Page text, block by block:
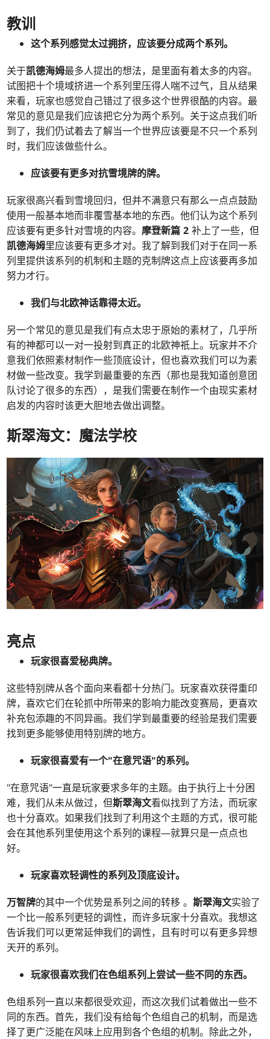
教训
这个系列感觉太过拥挤，应该要分成两个系列。
关于凯德海姆最多人提出的想法，是里面有着太多的内容。
试图把十个境域挤进一个系列里压得人喘不过气，且从结果
来看，玩家也感觉自己错过了很多这个世界很酷的内容。最
常见的意见是我们应该把它分为两个系列。关于这点我们听
到了，我们仍试着去了解当一个世界应该要是不只一个系列
时，我们应该做些什么。
应该要有更多对抗雪境牌的牌。
玩家很高兴看到雪境回归，但并不满意只有那么一点点鼓励
使用一般基本地而非覆雪基本地的东西。他们认为这个系列
应该要有更多针对雪境的内容。摩登新篇 2 补上了一些，但
凯德海姆里应该要有更多才对。我了解到我们对于在同一系
列里提供该系列的机制和主题的克制牌这点上应该要再多加
努力才行。
我们与北欧神话靠得太近。
另一个常见的意见是我们有点太忠于原始的素材了，几乎所
有的神都可以一对一投射到真正的北欧神祇上。玩家并不介
意我们依照素材制作一些顶底设计，但也喜欢我们可以为素
材做一些改变。我学到最重要的东西（那也是我知道创意团
队讨论了很多的东西），是我们需要在制作一个由现实素材
启发的内容时该更大胆地去做出调整。
斯翠海文：魔法学校
亮点
玩家很喜爱秘典牌。
这些特别牌从各个面向来看都十分热门。玩家喜欢获得重印
牌，喜欢它们在轮抓中所带来的影响力能改变赛局，更喜欢
补充包添趣的不同异画。我们学到最重要的经验是我们需要
找到更多能够使用特别牌的地方。
玩家很喜爱有一个"在意咒语"的系列。
"在意咒语"一直是玩家要求多年的主题。由于执行上十分困
难，我们从未从做过，但斯翠海文看似找到了方法，而玩家
也十分喜欢。如果我们找到了利用这个主题的方式，很可能
会在其他系列里使用这个系列的课程—就算只是一点点也
好。
玩家喜欢轻调性的系列及顶底设计。
万智牌的其中一个优势是系列之间的转移 。斯翠海文实验了
一个比一般系列更轻的调性，而许多玩家十分喜欢。我想这
告诉我们可以更常延伸我们的调性，且有时可以有更多异想
天开的系列。
玩家很喜欢我们在色组系列上尝试一些不同的东西。
色组系列一直以来都很受欢迎，而这次我们试着做出一些不
同的东西。首先，我们没有给每个色组自己的机制，而是选
择了更广泛能在风味上应用到各个色组的机制。除此之外，